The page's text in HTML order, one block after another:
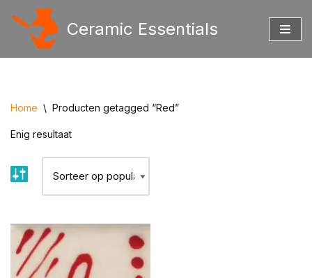
Ceramic Essentials
Home \ Producten getagged “Red”
Enig resultaat